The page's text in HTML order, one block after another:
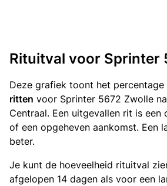
Rituitval voor Sprinter
Deze grafiek toont het percentage
ritten voor Sprinter 5672 Zwolle
Centraal. Een uitgevallen rit is een
of een opgeheven aankomst. Een
beter.
Je kunt de hoeveelheid rituitval
afgelopen 14 dagen als voor een